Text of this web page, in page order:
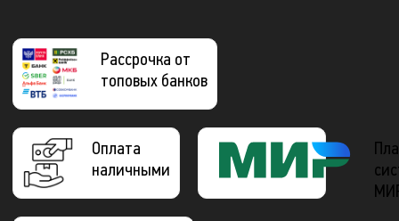
Рассрочка от
топовых банков
Оплата
наличными